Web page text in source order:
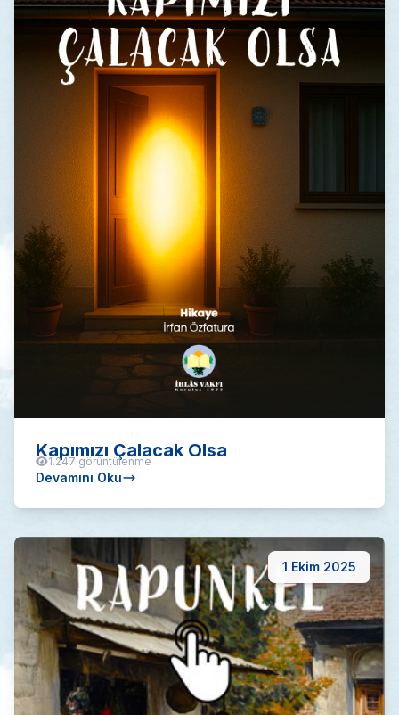
Kapımızı Çalacak Olsa
1.247 görüntülenme
Devamını Oku
1 Ekim 2025